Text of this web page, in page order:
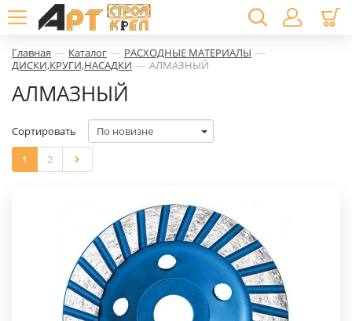
Главная — Каталог — РАСХОДНЫЕ МАТЕРИАЛЫ —
ДИСКИ,КРУГИ,НАСАДКИ — АЛМАЗНЫЙ
АЛМАЗНЫЙ
1 2
Сортировать